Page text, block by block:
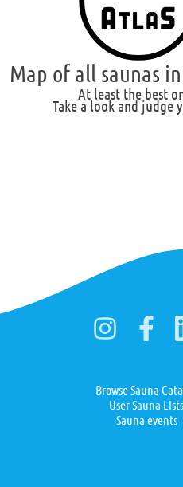
Map of all saunas
At least the best
Take a look and judge
Browse Sauna
User Sauna Lists
Sauna events